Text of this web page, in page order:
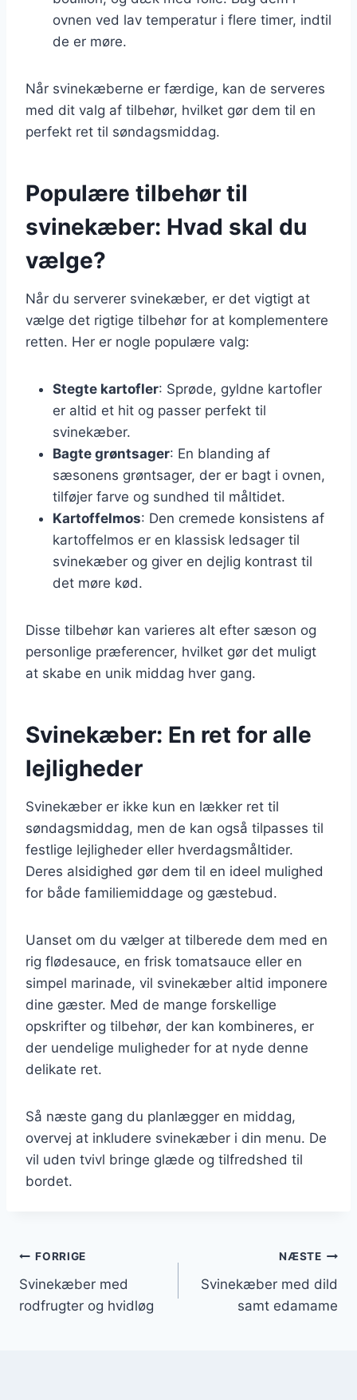
ovnen ved lav temperatur i flere timer, indtil
de er møre.
Når svinekæberne er færdige, kan de serveres
med dit valg af tilbehør, hvilket gør dem til en
perfekt ret til søndagsmiddag.
Populære tilbehør til
svinekæber: Hvad skal du
vælge?
Når du serverer svinekæber, er det vigtigt at
vælge det rigtige tilbehør for at komplementere
retten. Her er nogle populære valg:
Stegte kartofler: Sprøde, gyldne kartofler
er altid et hit og passer perfekt til
svinekæber.
Bagte grøntsager: En blanding af
sæsonens grøntsager, der er bagt i ovnen,
tilføjer farve og sundhed til måltidet.
Kartoffelmos: Den cremede konsistens af
kartoffelmos er en klassisk ledsager til
svinekæber og giver en dejlig kontrast til
det møre kød.
Disse tilbehør kan varieres alt efter sæson og
personlige præferencer, hvilket gør det muligt
at skabe en unik middag hver gang.
Svinekæber: En ret for alle
lejligheder
Svinekæber er ikke kun en lækker ret til
søndagsmiddag, men de kan også tilpasses til
festlige lejligheder eller hverdagsmåltider.
Deres alsidighed gør dem til en ideel mulighed
for både familiemiddage og gæstebud.
Uanset om du vælger at tilberede dem med en
rig flødesauce, en frisk tomatsauce eller en
simpel marinade, vil svinekæber altid imponere
dine gæster. Med de mange forskellige
opskrifter og tilbehør, der kan kombineres, er
der uendelige muligheder for at nyde denne
delikate ret.
Så næste gang du planlægger en middag,
overvej at inkludere svinekæber i din menu. De
vil uden tvivl bringe glæde og tilfredshed til
bordet.
Indlægsnavigation
FORRIGE
Svinekæber med
rodfrugter og hvidløg
NÆSTE
Svinekæber med dild
samt edamame